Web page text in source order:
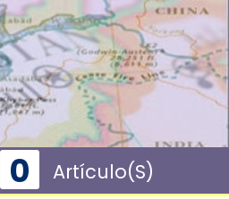
0 Artículo(s)